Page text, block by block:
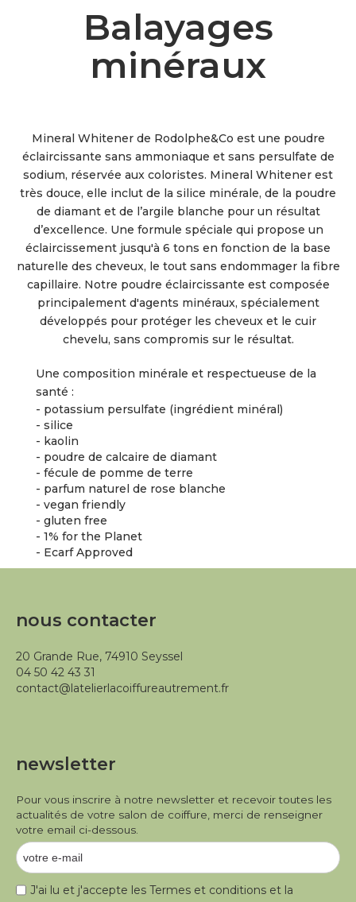
Balayages
minéraux
Mineral Whitener de Rodolphe&Co est une poudre
éclaircissante sans ammoniaque et sans persulfate de
sodium, réservée aux coloristes. Mineral Whitener est
très douce, elle inclut de la silice minérale, de la poudre
de diamant et de l’argile blanche pour un résultat
d’excellence. Une formule spéciale qui propose un
éclaircissement jusqu'à 6 tons en fonction de la base
naturelle des cheveux, le tout sans endommager la fibre
capillaire. Notre poudre éclaircissante est composée
principalement d'agents minéraux, spécialement
développés pour protéger les cheveux et le cuir
chevelu, sans compromis sur le résultat.
Une composition minérale et respectueuse de la
santé :
- potassium persulfate (ingrédient minéral)
- silice
- kaolin
- poudre de calcaire de diamant
- fécule de pomme de terre
- parfum naturel de rose blanche
- vegan friendly
- gluten free
- 1% for the Planet
- Ecarf Approved
nous contacter
20 Grande Rue, 74910 Seyssel
04 50 42 43 31
contact@latelierlacoiffureautrement.fr
newsletter
Pour vous inscrire à notre newsletter et recevoir toutes les
actualités de votre salon de coiffure, merci de renseigner
votre email ci-dessous.
J'ai lu et j'accepte les Termes et conditions et la